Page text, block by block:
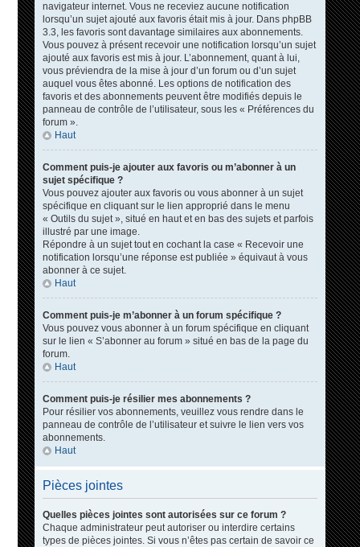
navigateur internet. Vous ne receviez aucune notification
lorsqu’un sujet ajouté aux favoris était mis à jour. Dans phpBB
3.3, les favoris sont davantage similaires aux abonnements.
Vous pouvez à présent recevoir une notification lorsqu’un sujet
ajouté aux favoris est mis à jour. L’abonnement, quant à lui,
vous préviendra de la mise à jour d’un forum ou d’un sujet
auquel vous êtes abonné. Les options de notification des
favoris et des abonnements peuvent être modifiés depuis le
panneau de contrôle de l’utilisateur, sous les « Préférences du
forum ».
Haut
Comment puis-je ajouter aux favoris ou m’abonner à un
sujet spécifique ?
Vous pouvez ajouter aux favoris ou vous abonner à un sujet
spécifique en cliquant sur le lien approprié dans le menu
« Outils du sujet », situé en haut et en bas des sujets et parfois
illustré par une image.
Répondre à un sujet tout en cochant la case « Recevoir une
notification lorsqu’une réponse est publiée » équivaut à vous
abonner à ce sujet.
Haut
Comment puis-je m’abonner à un forum spécifique ?
Vous pouvez vous abonner à un forum spécifique en cliquant
sur le lien « S’abonner au forum » situé en bas de la page du
forum.
Haut
Comment puis-je résilier mes abonnements ?
Pour résilier vos abonnements, veuillez vous rendre dans le
panneau de contrôle de l’utilisateur et suivre le lien vers vos
abonnements.
Haut
Pièces jointes
Quelles pièces jointes sont autorisées sur ce forum ?
Chaque administrateur peut autoriser ou interdire certains
types de pièces jointes. Si vous n’êtes pas certain de savoir ce